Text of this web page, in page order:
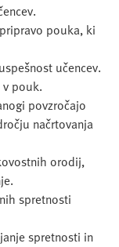
pouka, ki
učencev.
pouk.
povzročajo
načrtovanja
orodij,
spretnosti
spretnosti in